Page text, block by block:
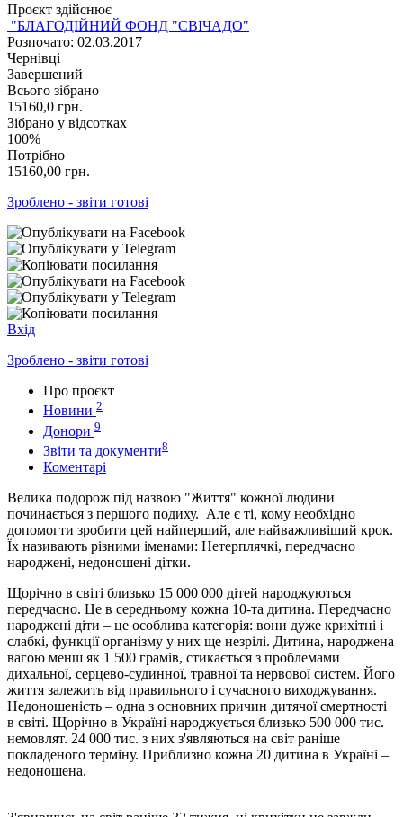
Проєкт здійснює
"БЛАГОДІЙНИЙ ФОНД "СВІЧАДО"
Розпочато: 02.03.2017
Чернівці
Завершений
Всього зібрано
15160,0 грн.
Зібрано у відсотках
100%
Потрібно
15160,00 грн.
Зроблено - звіти готові
Вхід
Зроблено - звіти готові
Про проєкт
Новини 2
Донори 9
Звіти та документи8
Коментарі
Велика подорож під назвою "Життя" кожної людини
починається з першого подиху. Але є ті, кому необхідно
допомогти зробити цей найперший, але найважливіший крок.
Їх називають різними іменами: Нетерплячкі, передчасно
народжені, недоношені дітки.
Щорічно в світі близько 15 000 000 дітей народжуються
передчасно. Це в середньому кожна 10-та дитина. Передчасно
народжені діти – це особлива категорія: вони дуже крихітні і
слабкі, функції організму у них ще незрілі. Дитина, народжена
вагою менш як 1 500 грамів, стикається з проблемами
дихальної, серцево-судинної, травної та нервової систем. Його
життя залежить від правильного і сучасного виходжування.
Недоношеність – одна з основних причин дитячої смертності
в світі. Щорічно в Україні народжується близько 500 000 тис.
немовлят. 24 000 тис. з них з'являються на світ раніше
покладеного терміну. Приблизно кожна 20 дитина в Україні –
недоношена.